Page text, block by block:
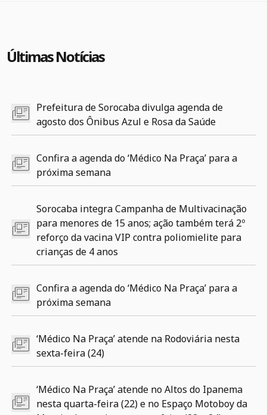
Últimas Notícias
Prefeitura de Sorocaba divulga agenda de
agosto dos Ônibus Azul e Rosa da Saúde
Confira a agenda do ‘Médico Na Praça’ para a
próxima semana
Sorocaba integra Campanha de Multivacinação
para menores de 15 anos; ação também terá 2º
reforço da vacina VIP contra poliomielite para
crianças de 4 anos
Confira a agenda do ‘Médico Na Praça’ para a
próxima semana
‘Médico Na Praça’ atende na Rodoviária nesta
sexta-feira (24)
‘Médico Na Praça’ atende no Altos do Ipanema
nesta quarta-feira (22) e no Espaço Motoboy da